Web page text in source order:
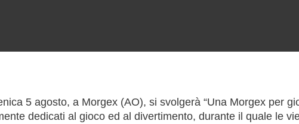
5 agosto, a Morgex (AO), si svolgerà “Una Morgex per
dedicati al gioco ed al divertimento, durante il quale le